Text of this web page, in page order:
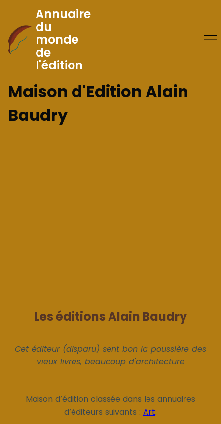
Skip
to
Content
Annuaire
du
monde
de
l'édition
Maison d'Edition Alain
Baudry
Les éditions Alain Baudry
Cet éditeur (disparu) sent bon la poussière des
vieux livres, beaucoup d'architecture
Maison d’édition classée dans les annuaires
d’éditeurs suivants : Art.